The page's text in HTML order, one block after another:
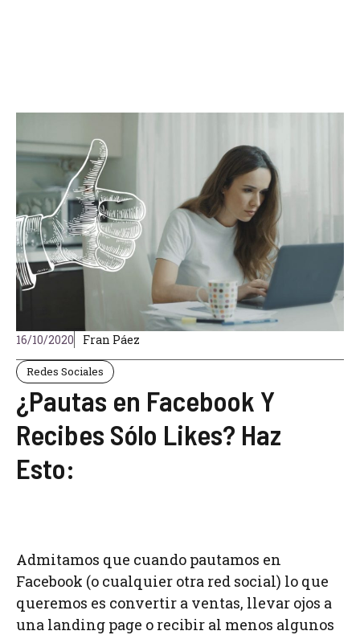
16/10/2020 Fran Páez
Redes Sociales
¿Pautas en Facebook Y
Recibes Sólo Likes? Haz
Esto:
Admitamos que cuando pautamos en
Facebook (o cualquier otra red social) lo que
queremos es convertir a ventas, llevar ojos a
una landing page o recibir al menos algunos